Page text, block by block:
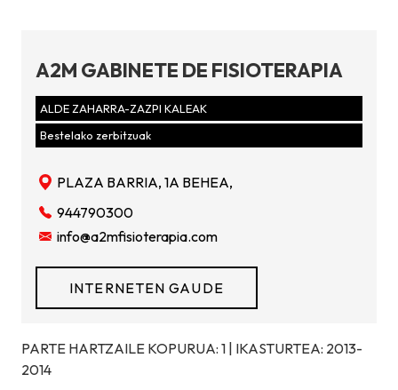
A2M GABINETE DE FISIOTERAPIA
ALDE ZAHARRA-ZAZPI KALEAK
Bestelako zerbitzuak
PLAZA BARRIA, 1A BEHEA,
944790300
info@a2mfisioterapia.com
INTERNETEN GAUDE
PARTE HARTZAILE KOPURUA: 1 | IKASTURTEA: 2013-
2014